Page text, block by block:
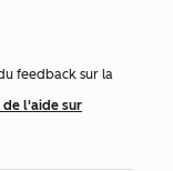
feedback sur la
l'aide sur